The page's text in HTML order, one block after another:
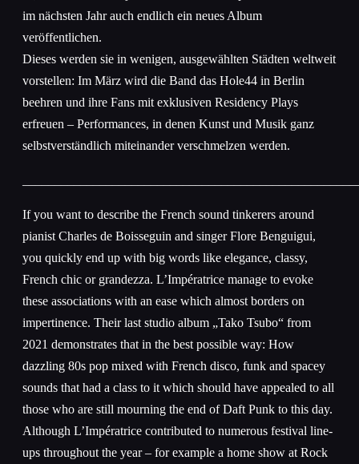
im nächsten Jahr auch endlich ein neues Album
veröffentlichen.
Dieses werden sie in wenigen, ausgewählten Städten weltweit
vorstellen: Im März wird die Band das Hole44 in Berlin
beehren und ihre Fans mit exklusiven Residency Plays
erfreuen – Performances, in denen Kunst und Musik ganz
selbstverständlich miteinander verschmelzen werden.
If you want to describe the French sound tinkerers around
pianist Charles de Boisseguin and singer Flore Benguigui,
you quickly end up with big words like elegance, classy,
French chic or grandezza. L’Impératrice manage to evoke
these associations with an ease which almost borders on
impertinence. Their last studio album „Tako Tsubo“ from
2021 demonstrates that in the best possible way: How
dazzling 80s pop mixed with French disco, funk and spacey
sounds that had a class to it which should have appealed to all
those who are still mourning the end of Daft Punk to this day.
Although L’Impératrice contributed to numerous festival line-
ups throughout the year – for example a home show at Rock